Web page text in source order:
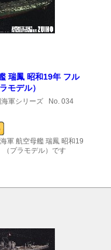
瑞鳳 昭和19年 フル
モデル）
軍シリーズ No. 034
軍 航空母艦 瑞鳳 昭和19
（プラモデル）です